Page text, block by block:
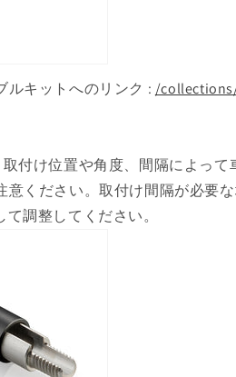
ルキットへのリンク : /
付け位置や角度、間隔によって
意ください。取付け間隔が必要
て調整してください。